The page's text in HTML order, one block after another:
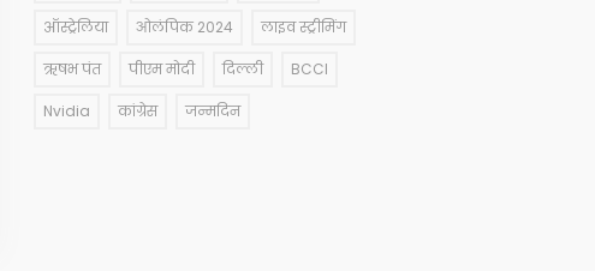
ऑस्ट्रेलिया ओलंपिक 2024 लाइव स्ट्रीमिंग
ऋषभ पंत पीएम मोदी दिल्ली BCCI
Nvidia कांग्रेस जन्मदिन